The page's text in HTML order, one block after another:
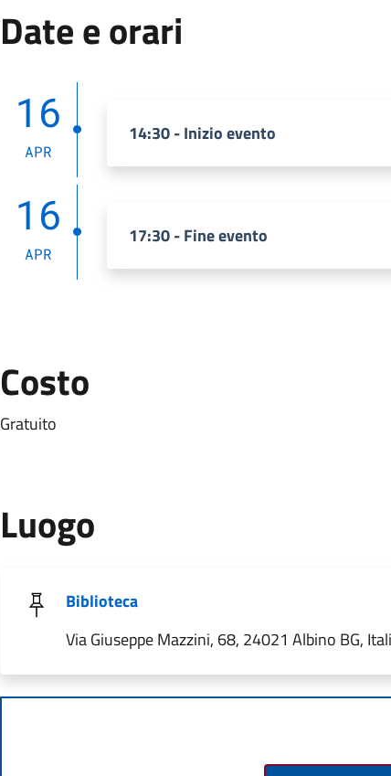
Date e orari
16
APR
14:30 - Inizio evento
16
APR
17:30 - Fine evento
Costo
Gratuito
Luogo
Biblioteca
Via Giuseppe Mazzini, 68, 24021 Albino BG,